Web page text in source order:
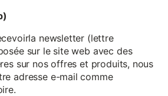
newsletter (lettre
sur le site web avec des
sur nos offres et produits, nous
adresse e-mail comme